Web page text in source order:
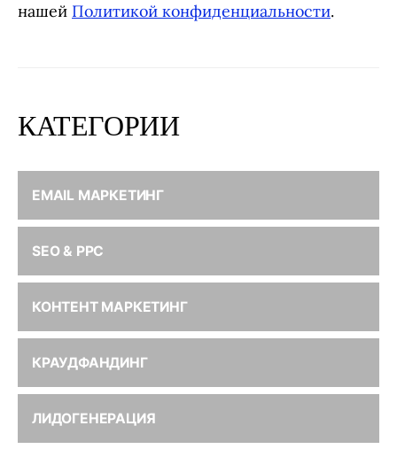
нашей Политикой конфиденциальности.
КАТЕГОРИИ
EMAIL МАРКЕТИНГ
SEO & PPC
КОНТЕНТ МАРКЕТИНГ
КРАУДФАНДИНГ
ЛИДОГЕНЕРАЦИЯ